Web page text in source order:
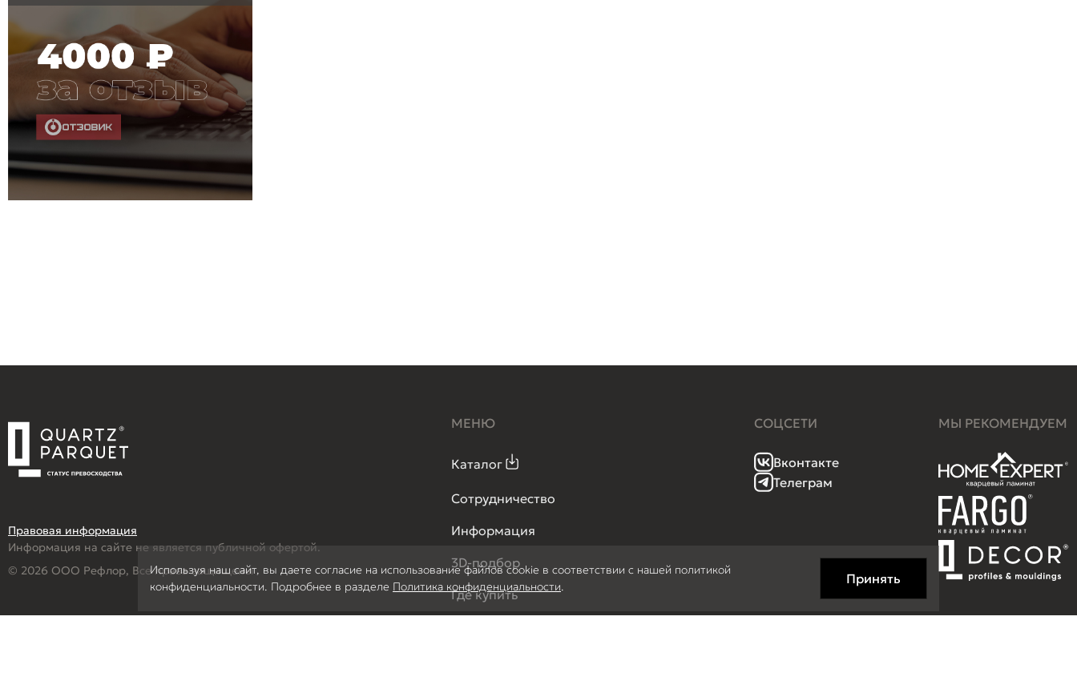
Правовая информация
Информация на сайте не является публичной офертой.
© 2026 ООО Рефлор, Все права защищены
МЕНЮ
Каталог
Сотрудничество
Информация
3D-подбор
Где купить
СОЦСЕТИ
Вконтакте
Телеграм
МЫ РЕКОМЕНДУЕМ
Используя наш сайт, вы даете согласие на использование файлов cookie в соответствии с нашей политикой
конфиденциальности. Подробнее в разделе Политика конфиденциальности. Принять